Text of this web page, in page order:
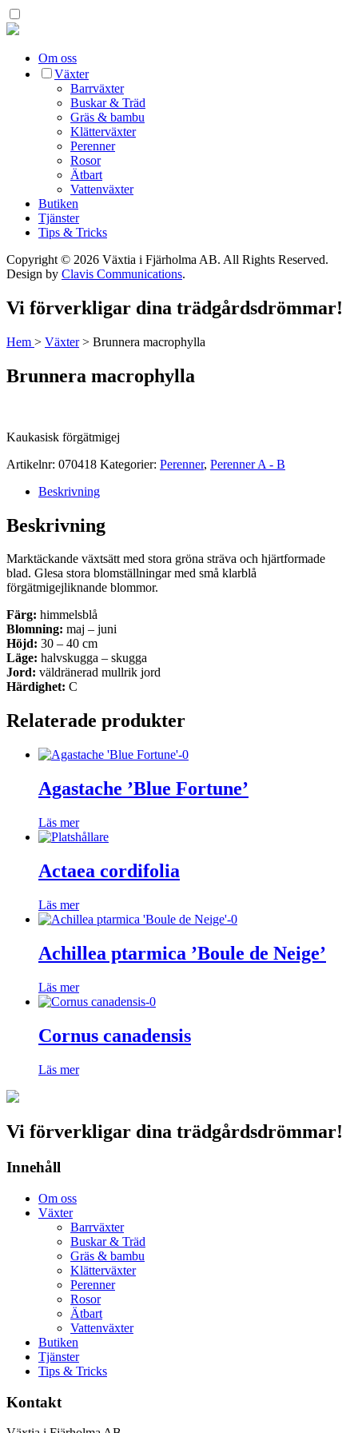
Om oss
Växter
Barrväxter
Buskar & Träd
Gräs & bambu
Klätterväxter
Perenner
Rosor
Ätbart
Vattenväxter
Butiken
Tjänster
Tips & Tricks
Copyright © 2026 Växtia i Fjärholma AB. All Rights Reserved.
Design by Clavis Communications.
Vi förverkligar dina trädgårdsdrömmar!
Hem > Växter> Brunnera macrophylla
Brunnera macrophylla
Kaukasisk förgätmigej
Artikelnr: 070418 Kategorier: Perenner, Perenner A - B
Beskrivning
Beskrivning
Marktäckande växtsätt med stora gröna sträva och hjärtformade
blad. Glesa stora blomställningar med små klarblå
förgätmigejliknande blommor.
Färg: himmelsblå
Blomning: maj – juni
Höjd: 30 – 40 cm
Läge: halvskugga – skugga
Jord: väldränerad mullrik jord
Härdighet: C
Relaterade produkter
Agastache ’Blue Fortune’
Läs mer
Actaea cordifolia
Läs mer
Achillea ptarmica ’Boule de Neige’
Läs mer
Cornus canadensis
Läs mer
Vi förverkligar dina trädgårdsdrömmar!
Innehåll
Om oss
Växter
Barrväxter
Buskar & Träd
Gräs & bambu
Klätterväxter
Perenner
Rosor
Ätbart
Vattenväxter
Butiken
Tjänster
Tips & Tricks
Kontakt